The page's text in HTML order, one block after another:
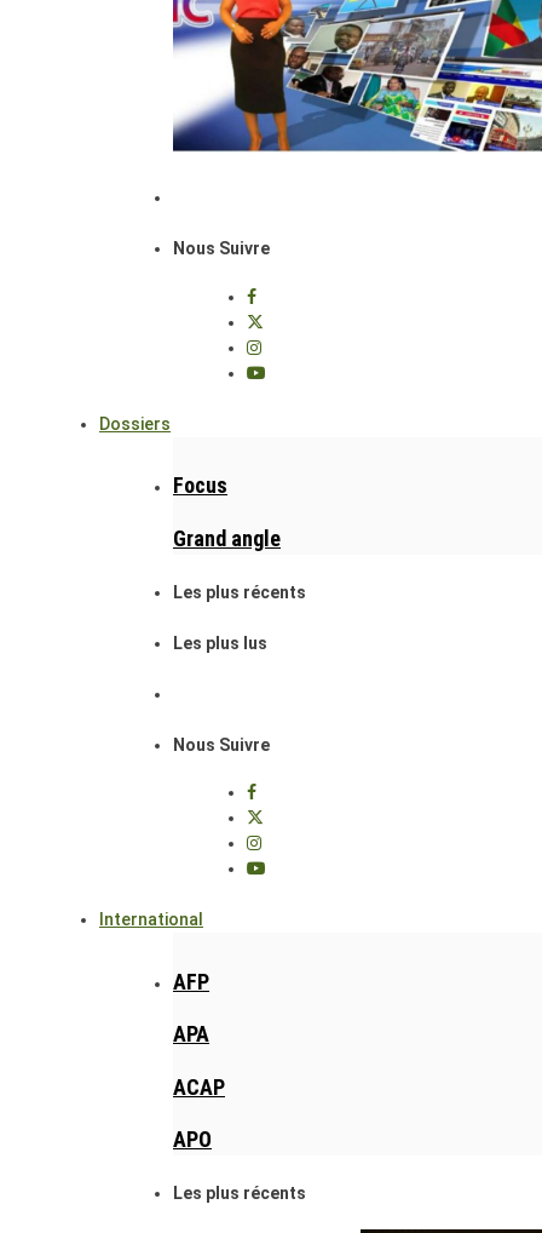
Nous Suivre
Dossiers
Focus
Grand angle
Les plus récents
Les plus lus
Nous Suivre
International
AFP
APA
ACAP
APO
Les plus récents